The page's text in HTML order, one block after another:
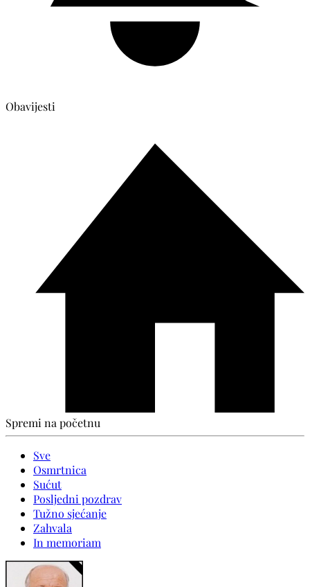
Obavijesti
Spremi na početnu
Sve
Osmrtnica
Sućut
Posljedni pozdrav
Tužno sjećanje
Zahvala
In memoriam